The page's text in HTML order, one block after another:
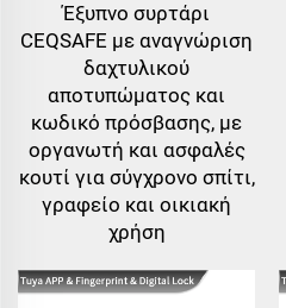
Έξυπνο συρτάρι
CEQSAFE με αναγνώριση
δαχτυλικού
αποτυπώματος και
κωδικό πρόσβασης, με
οργανωτή και ασφαλές
κουτί για σύγχρονο σπίτι,
γραφείο και οικιακή
χρήση